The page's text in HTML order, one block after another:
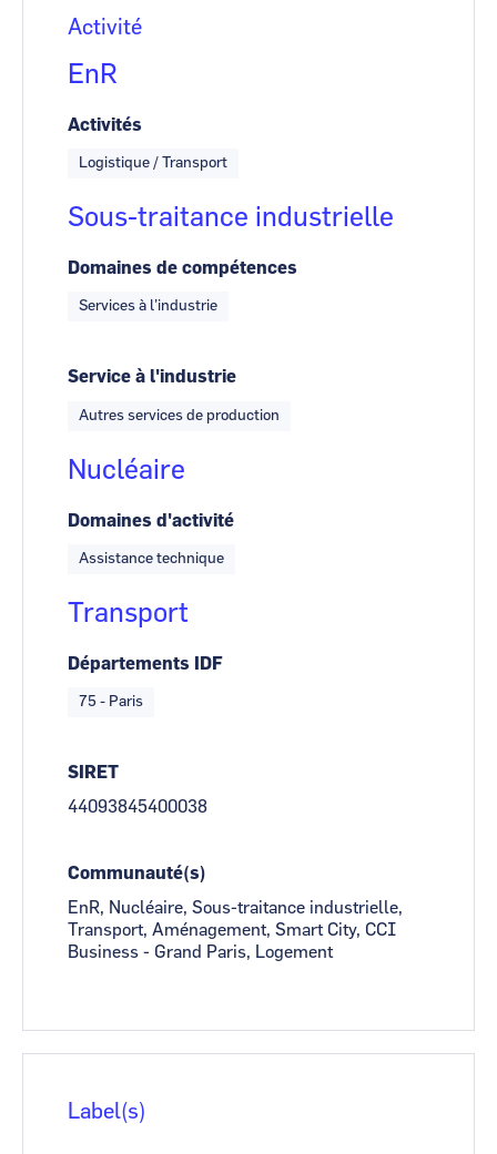
Activité
EnR
Activités
Logistique / Transport
Sous-traitance industrielle
Domaines de compétences
Services à l’industrie
Service à l'industrie
Autres services de production
Nucléaire
Domaines d'activité
Assistance technique
Transport
Départements IDF
75 - Paris
SIRET
44093845400038
Communauté(s)
EnR, Nucléaire, Sous-traitance industrielle,
Transport, Aménagement, Smart City, CCI
Business - Grand Paris, Logement
Label(s)